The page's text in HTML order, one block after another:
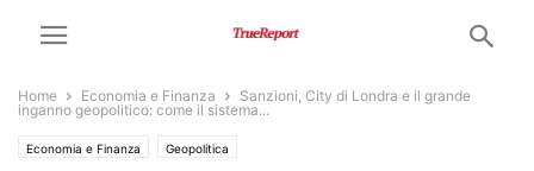
Home Economia e Finanza
Sanzioni, City di Londra e il grande
inganno geopolitico: come il sistema...
Economia e Finanza Geopolitica